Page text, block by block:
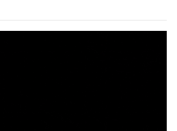
cerca de las 11:30 horas en el